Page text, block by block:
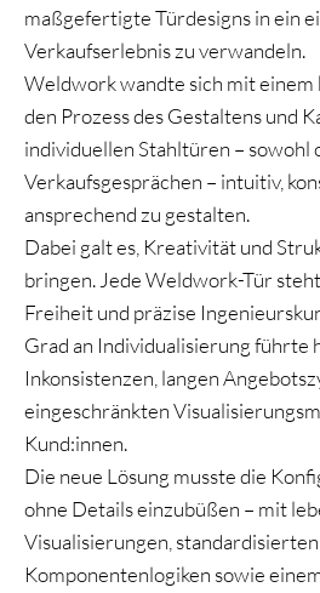
maßgefertigte Türdesigns in ein
Verkaufserlebnis zu verwandeln.
Weldwork wandte sich mit einem
den Prozess des Gestaltens und
individuellen Stahltüren – sowohl
Verkaufsgesprächen – intuitiv,
ansprechend zu gestalten.
Dabei galt es, Kreativität und
bringen. Jede Weldwork-Tür
Freiheit und präzise
Grad an Individualisierung führte
Inkonsistenzen, langen
eingeschränkten
Kund:innen.
Die neue Lösung musste die
ohne Details einzubüßen – mit
Visualisierungen,
Komponentenlogiken sowie